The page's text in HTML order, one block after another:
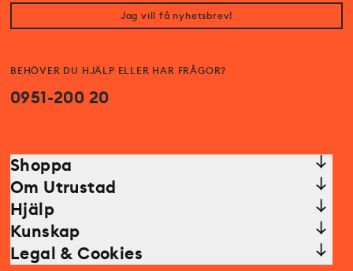
BEHÖVER DU HJÄLP ELLER HAR FRÅGOR?
0951-200 20
Jag vill få nyhetsbrev!
Shoppa
Om Utrustad
Hjälp
Kunskap
Legal & Cookies